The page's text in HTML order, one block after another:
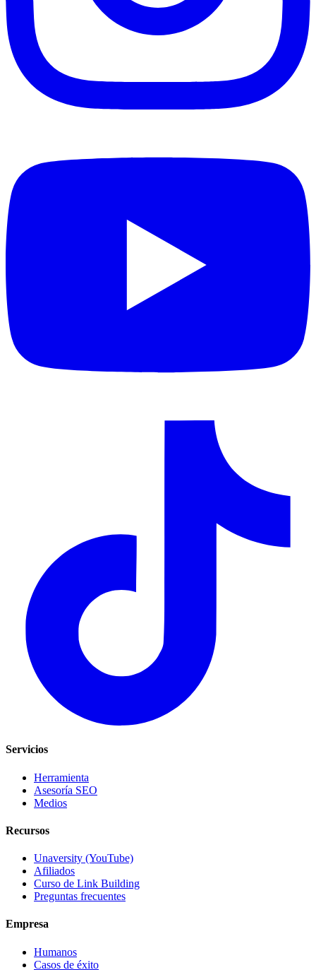
Servicios
Herramienta
Asesoría SEO
Medios
Recursos
Unaversity (YouTube)
Afiliados
Curso de Link Building
Preguntas frecuentes
Empresa
Humanos
Casos de éxito